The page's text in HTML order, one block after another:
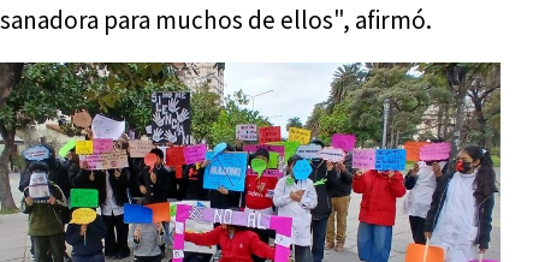
sanadora para muchos de ellos", afirmó.